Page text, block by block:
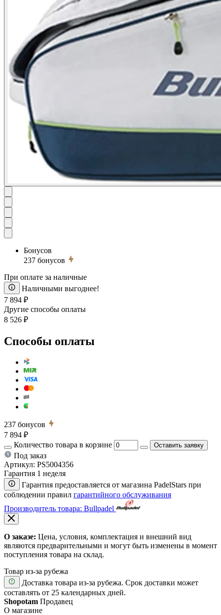
Бонусов
237 бонусов
При оплате за наличные
Наличными выгоднее!
7 894 ₽
Другие способы оплаты
8 526 ₽
Способы оплаты
237 бонусов
7 894 ₽
Количество товара в корзине
Оставить заявку
Под заказ
Артикул: PS5004356
Гарантия 1 неделя
Гарантия предоставляется от магазина PadelStars при
соблюдении правил гарантийного обслуживания
Производитель товара: Bullpadel
О заказе: Цена, условия, комплектация и внешний вид
являются предварительными и могут быть изменены в момент
поступления товара на склад.
Товар из-за рубежа
Доставка товара из-за рубежа. Срок доставки может
составлять от 25 календарных дней.
Shopotam Продавец
О магазине